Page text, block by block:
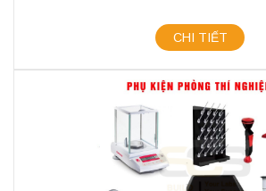
CHI TIẾT